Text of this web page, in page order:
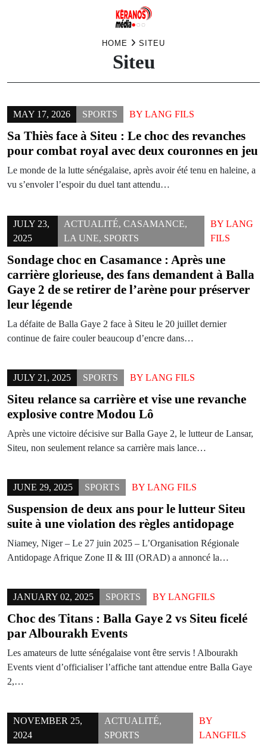
HOME SITEU
Siteu
MAY 17, 2026 SPORTS BY LANG FILS
Sa Thiès face à Siteu : Le choc des revanches
pour combat royal avec deux couronnes en jeu
Le monde de la lutte sénégalaise, après avoir été tenu en haleine, a
vu s’envoler l’espoir du duel tant attendu…
JULY 23,
2025
ACTUALITÉ,CASAMANCE,
LA UNE, SPORTS
BY LANG
FILS
Sondage choc en Casamance : Après une
carrière glorieuse, des fans demandent à Balla
Gaye 2 de se retirer de l’arène pour préserver
leur légende
La défaite de Balla Gaye 2 face à Siteu le 20 juillet dernier
continue de faire couler beaucoup d’encre dans…
JULY 21, 2025 SPORTS BY LANG FILS
Siteu relance sa carrière et vise une revanche
explosive contre Modou Lô
Après une victoire décisive sur Balla Gaye 2, le lutteur de Lansar,
Siteu, non seulement relance sa carrière mais lance…
JUNE 29, 2025 SPORTS BY LANG FILS
Suspension de deux ans pour le lutteur Siteu
suite à une violation des règles antidopage
Niamey, Niger – Le 27 juin 2025 – L’Organisation Régionale
Antidopage Afrique Zone II & III (ORAD) a annoncé la…
JANUARY 02, 2025 SPORTS BY LANGFILS
Choc des Titans : Balla Gaye 2 vs Siteu ficelé
par Albourakh Events
Les amateurs de lutte sénégalaise vont être servis ! Albourakh
Events vient d’officialiser l’affiche tant attendue entre Balla Gaye
2,…
NOVEMBER 25,
2024
ACTUALITÉ,
SPORTS
BY
LANGFILS